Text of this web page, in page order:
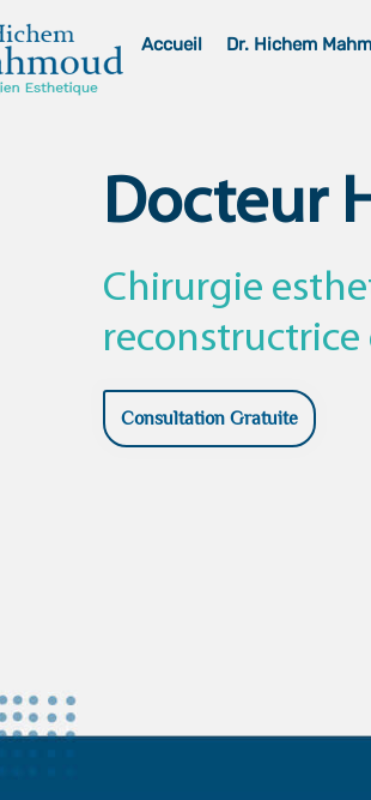
Accueil Dr. Hichem
Docteur
Chirurgie
reconstructrice
Consultation Gratuite